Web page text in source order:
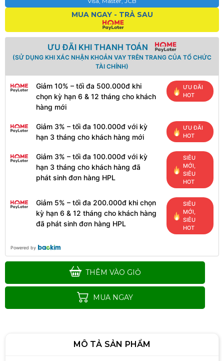
MUA NGAY - TRẢ SAU
ƯU ĐÃI KHI THANH TOÁN
(SỬ DỤNG KHI XÁC NHẬN KHOẢN VAY TRÊN TRANG CỦA TỔ CHỨC
TÀI CHÍNH)
Giảm 10% – tối đa 500.000đ khi
chọn kỳ hạn 6 & 12 tháng cho khách
hàng mới
ƯU ĐÃI
HOT
Giảm 3% – tối đa 100.000đ với kỳ
hạn 3 tháng cho khách hàng mới
ƯU ĐÃI
HOT
Giảm 3% – tối đa 100.000đ với kỳ
hạn 3 tháng cho khách hàng đã
phát sinh đơn hàng HPL
SIÊU
MỚI,
SIÊU
HOT
Giảm 5% – tối đa 200.000đ khi chọn
kỳ hạn 6 & 12 tháng cho khách hàng
đã phát sinh đơn hàng HPL
SIÊU
MỚI,
SIÊU
HOT
Powered by
THÊM VÀO GIỎ
MUA NGAY
MÔ TẢ SẢN PHẨM